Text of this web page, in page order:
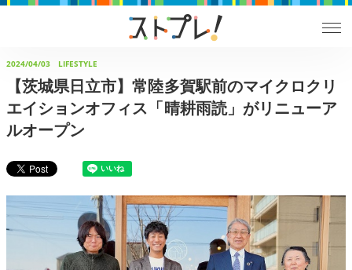
2024/04/03 LIFESTYLE
【茨城県日立市】常陸多賀駅前のマイクロクリ
エイションオフィス「晴耕雨読」がリニューア
ルオープン